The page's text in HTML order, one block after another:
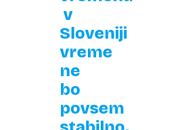
v
Sloveniji
vreme
ne
bo
povsem